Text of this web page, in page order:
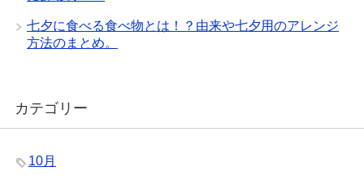
七夕に食べる食べ物とは！？由来や七夕用のアレンジ
方法のまとめ。
カテゴリー
10月